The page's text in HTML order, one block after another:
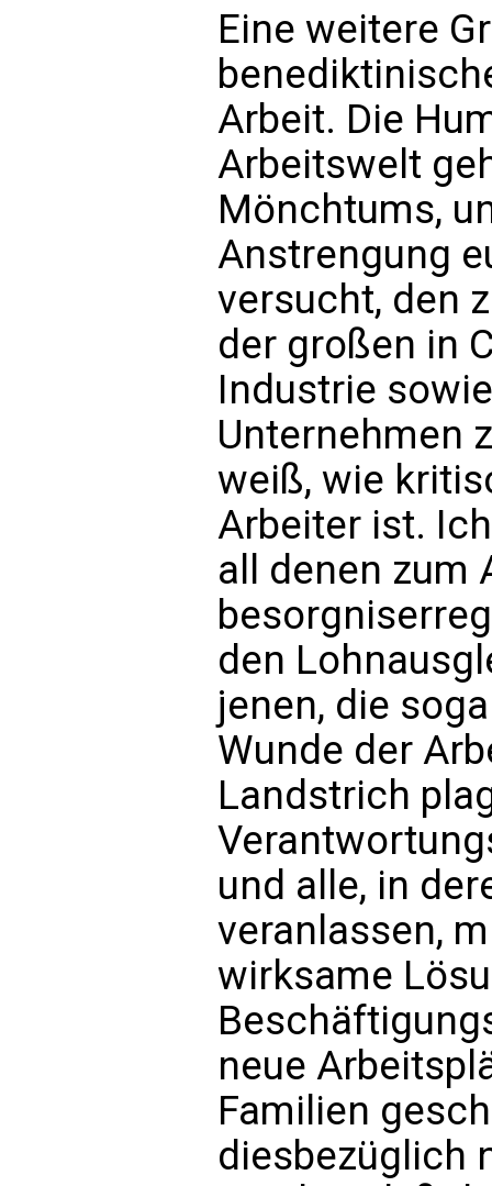
Eine weitere
Arbeit. Die
Arbeitswelt
Mönchtums,
Anstrengung
versucht, den
der großen in
Industrie
Unternehmen
weiß, wie
Arbeiter ist.
all denen zum
den
jenen, die
Wunde der
Landstrich
und alle, in
veranlassen,
wirksame
neue
Familien
diesbezüglich